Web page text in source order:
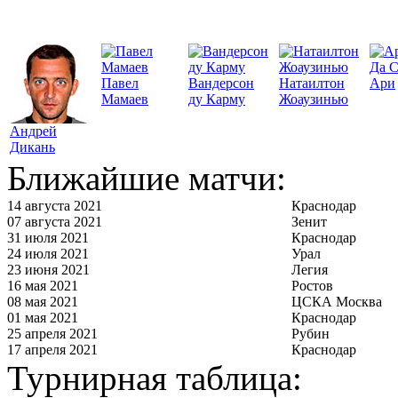
Андрей
Дикань
Павел
Мамаев
Вандерсон
ду Карму
Натаилтон
Жоаузинью
Да
Ари
Ближайшие матчи:
14 августа 2021
Краснодар
07 августа 2021
Зенит
31 июля 2021
Краснодар
24 июля 2021
Урал
23 июня 2021
Легия
16 мая 2021
Ростов
08 мая 2021
ЦСКА Москва
01 мая 2021
Краснодар
25 апреля 2021
Рубин
17 апреля 2021
Краснодар
Турнирная таблица: